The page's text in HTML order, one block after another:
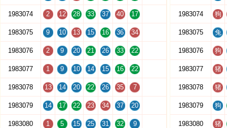
1983074 2 12 28 33 37 40 17
1983075 9 10 13 15 16 36 34
1983076 2 9 20 21 26 33 22
1983077 1 9 10 14 15 16 22
1983078 13 14 20 22 26 35 7
1983079 14 17 22 23 34 37 20
1983080 1 5 15 25 31 32 9
1983074 狗
1983075 兔
1983076 狗
1983077 猪
1983078 猪
1983079 狗
1983080 猪